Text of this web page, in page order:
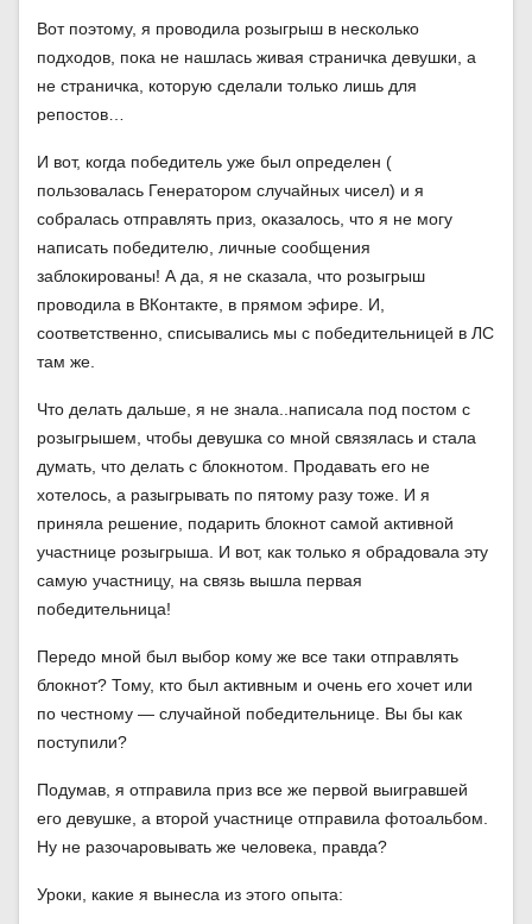
Вот поэтому, я проводила розыгрыш в несколько
подходов, пока не нашлась живая страничка девушки, а
не страничка, которую сделали только лишь для
репостов…
И вот, когда победитель уже был определен (
пользовалась Генератором случайных чисел) и я
собралась отправлять приз, оказалось, что я не могу
написать победителю, личные сообщения
заблокированы! А да, я не сказала, что розыгрыш
проводила в ВКонтакте, в прямом эфире. И,
соответственно, списывались мы с победительницей в ЛС
там же.
Что делать дальше, я не знала..написала под постом с
розыгрышем, чтобы девушка со мной связялась и стала
думать, что делать с блокнотом. Продавать его не
хотелось, а разыгрывать по пятому разу тоже. И я
приняла решение, подарить блокнот самой активной
участнице розыгрыша. И вот, как только я обрадовала эту
самую участницу, на связь вышла первая
победительница!
Передо мной был выбор кому же все таки отправлять
блокнот? Тому, кто был активным и очень его хочет или
по честному — случайной победительнице. Вы бы как
поступили?
Подумав, я отправила приз все же первой выигравшей
его девушке, а второй участнице отправила фотоальбом.
Ну не разочаровывать же человека, правда?
Уроки, какие я вынесла из этого опыта: